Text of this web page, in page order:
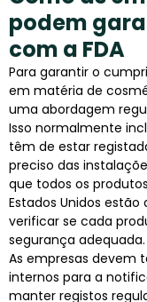
podem
com a FDA
Para garantir o
em matéria de
uma abordagem
Isso normalmente
têm de estar
preciso das
que todos os
Estados Unidos
verificar se cada
segurança adequada.
As empresas devem
internos para a
manter registos